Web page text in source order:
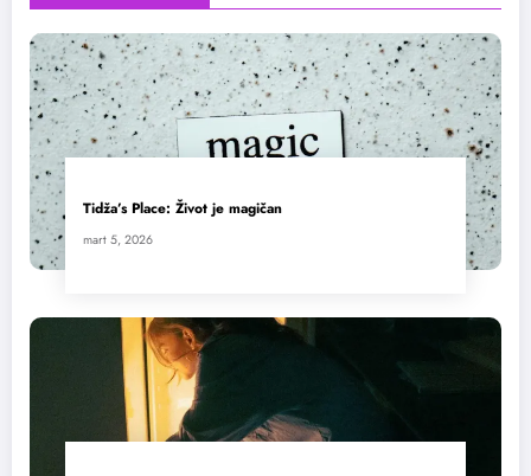
Tidža’s Place: Život je magičan
mart 5, 2026